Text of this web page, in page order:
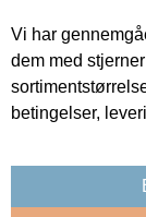
Vi har
dem med
betingelser,